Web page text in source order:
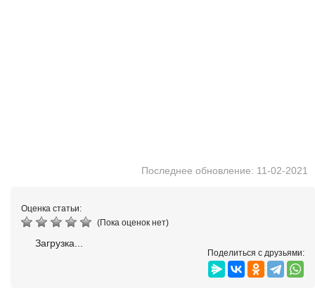
Последнее обновление: 11-02-2021
Оценка статьи:
(Пока оценок нет)
Загрузка...
Поделиться с друзьями: